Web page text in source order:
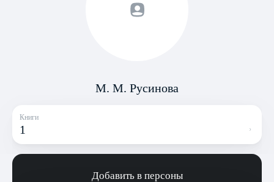
М. М. Русинова
Книги
1
Добавить в персоны